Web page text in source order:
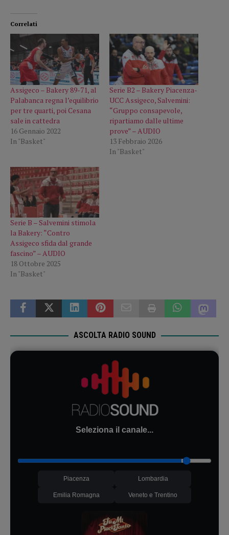
Correlati
Assigeco – Bakery 89-71, al
Palabanca regna l’equilibrio
per tre quarti, poi Cesana
sale in cattedra
16 Gennaio 2022
In "Basket"
Serie B2 – Bakery Piacenza-
UCC Assigeco, Salvemini:
“Gruppo consapevole,
ripartiamo dalle ultime
prove” – AUDIO
13 Febbraio 2026
In "Basket"
Serie B – Salvemini stimola
la Bakery: “Contro
Assigeco sfida dal grande
fascino” – AUDIO
18 Ottobre 2025
In "Basket"
ASCOLTA RADIO SOUND
Seleziona il canale...
Piacenza Lombardia
Emilia Romagna Veneto e Trentino